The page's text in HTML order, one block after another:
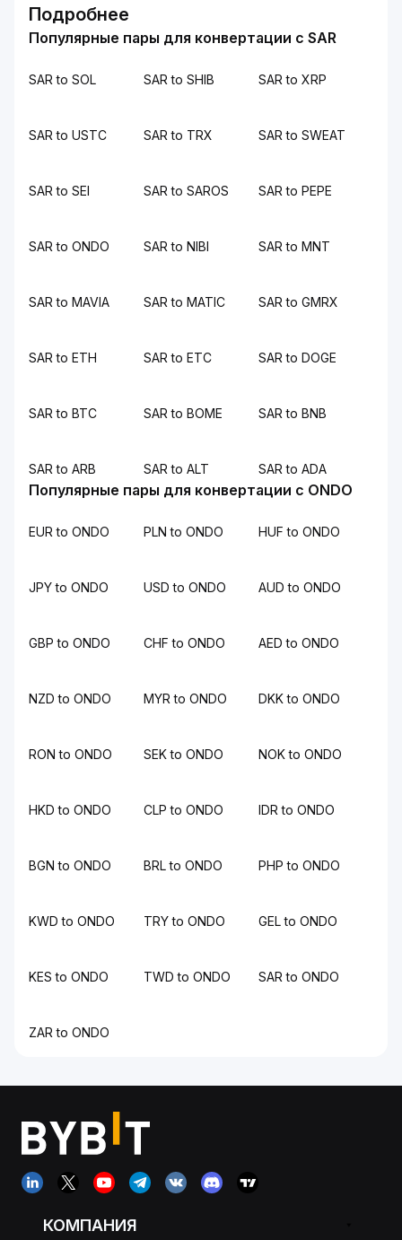
Подробнее
Популярные пары для конвертации с SAR
SAR to SOL SAR to SHIB SAR to XRP
SAR to USTC SAR to TRX SAR to SWEAT
SAR to SEI SAR to SAROS SAR to PEPE
SAR to ONDO SAR to NIBI SAR to MNT
SAR to MAVIA SAR to MATIC SAR to GMRX
SAR to ETH SAR to ETC SAR to DOGE
SAR to BTC SAR to BOME SAR to BNB
SAR to ARB SAR to ALT SAR to ADA
Популярные пары для конвертации с ONDO
EUR to ONDO PLN to ONDO HUF to ONDO
JPY to ONDO USD to ONDO AUD to ONDO
GBP to ONDO CHF to ONDO AED to ONDO
NZD to ONDO MYR to ONDO DKK to ONDO
RON to ONDO SEK to ONDO NOK to ONDO
HKD to ONDO CLP to ONDO IDR to ONDO
BGN to ONDO BRL to ONDO PHP to ONDO
KWD to ONDO TRY to ONDO GEL to ONDO
KES to ONDO TWD to ONDO SAR to ONDO
ZAR to ONDO
КОМПАНИЯ